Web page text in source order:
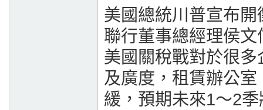
美國總統川普宣布
聯行董事總經理侯
美國關稅戰對於很
及廣度，租賃辦公
緩，預期未來1～2